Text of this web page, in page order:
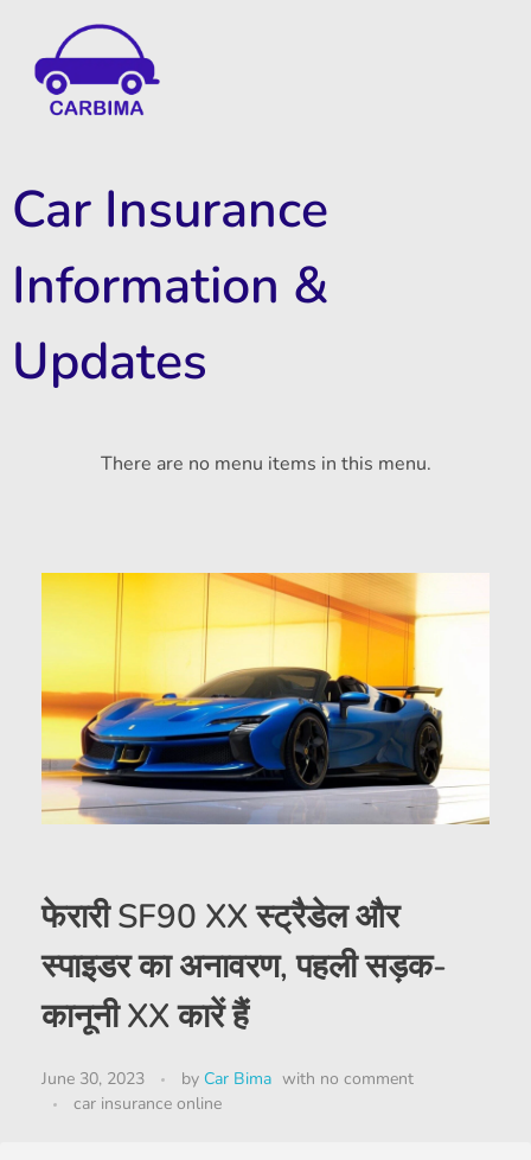
Car Insurance
Information &
Updates
There are no menu items in this menu.
फेरारी SF90 XX स्ट्रैडेल और
स्पाइडर का अनावरण, पहली सड़क-
कानूनी XX कारें हैं
June 30, 2023 by Car Bima with no comment
car insurance online